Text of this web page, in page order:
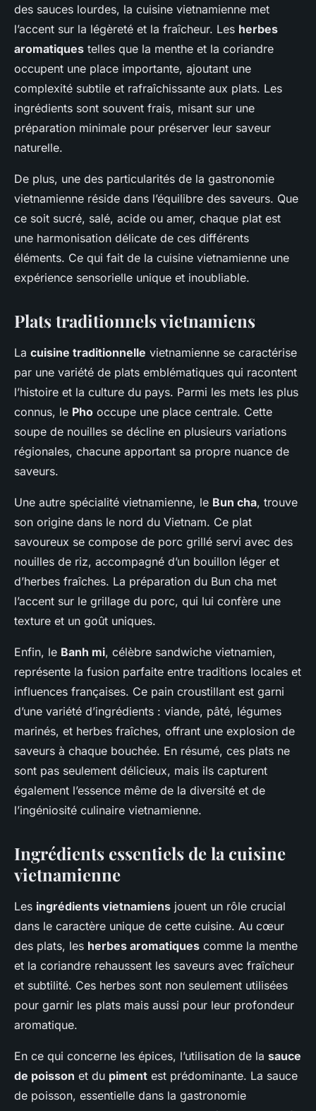
des sauces lourdes, la cuisine vietnamienne met
l’accent sur la légèreté et la fraîcheur. Les herbes
aromatiques telles que la menthe et la coriandre
occupent une place importante, ajoutant une
complexité subtile et rafraîchissante aux plats. Les
ingrédients sont souvent frais, misant sur une
préparation minimale pour préserver leur saveur
naturelle.
De plus, une des particularités de la gastronomie
vietnamienne réside dans l’équilibre des saveurs. Que
ce soit sucré, salé, acide ou amer, chaque plat est
une harmonisation délicate de ces différents
éléments. Ce qui fait de la cuisine vietnamienne une
expérience sensorielle unique et inoubliable.
Plats traditionnels vietnamiens
La cuisine traditionnelle vietnamienne se caractérise
par une variété de plats emblématiques qui racontent
l’histoire et la culture du pays. Parmi les mets les plus
connus, le Pho occupe une place centrale. Cette
soupe de nouilles se décline en plusieurs variations
régionales, chacune apportant sa propre nuance de
saveurs.
Une autre spécialité vietnamienne, le Bun cha, trouve
son origine dans le nord du Vietnam. Ce plat
savoureux se compose de porc grillé servi avec des
nouilles de riz, accompagné d’un bouillon léger et
d’herbes fraîches. La préparation du Bun cha met
l’accent sur le grillage du porc, qui lui confère une
texture et un goût uniques.
Enfin, le Banh mi, célèbre sandwiche vietnamien,
représente la fusion parfaite entre traditions locales et
influences françaises. Ce pain croustillant est garni
d’une variété d’ingrédients : viande, pâté, légumes
marinés, et herbes fraîches, offrant une explosion de
saveurs à chaque bouchée. En résumé, ces plats ne
sont pas seulement délicieux, mais ils capturent
également l’essence même de la diversité et de
l’ingéniosité culinaire vietnamienne.
Ingrédients essentiels de la cuisine
vietnamienne
Les ingrédients vietnamiens jouent un rôle crucial
dans le caractère unique de cette cuisine. Au cœur
des plats, les herbes aromatiques comme la menthe
et la coriandre rehaussent les saveurs avec fraîcheur
et subtilité. Ces herbes sont non seulement utilisées
pour garnir les plats mais aussi pour leur profondeur
aromatique.
En ce qui concerne les épices, l’utilisation de la sauce
de poisson et du piment est prédominante. La sauce
de poisson, essentielle dans la gastronomie